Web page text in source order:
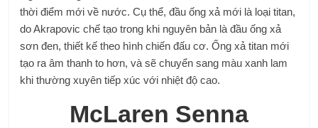
thời điểm mới về nước. Cụ thể, đầu ống xả mới là loại titan,
do Akrapovic chế tạo trong khi nguyên bản là đầu ống xả
sơn đen, thiết kế theo hình chiến đấu cơ. Ống xả titan mới
tạo ra âm thanh to hơn, và sẽ chuyển sang màu xanh lam
khi thường xuyên tiếp xúc với nhiệt độ cao.
McLaren Senna